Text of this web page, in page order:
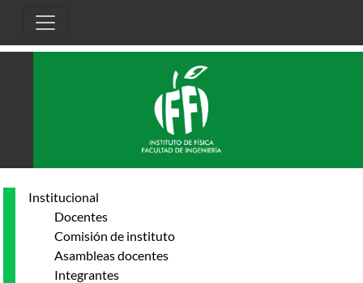
Institucional
Docentes
Comisión de instituto
Asambleas docentes
Integrantes